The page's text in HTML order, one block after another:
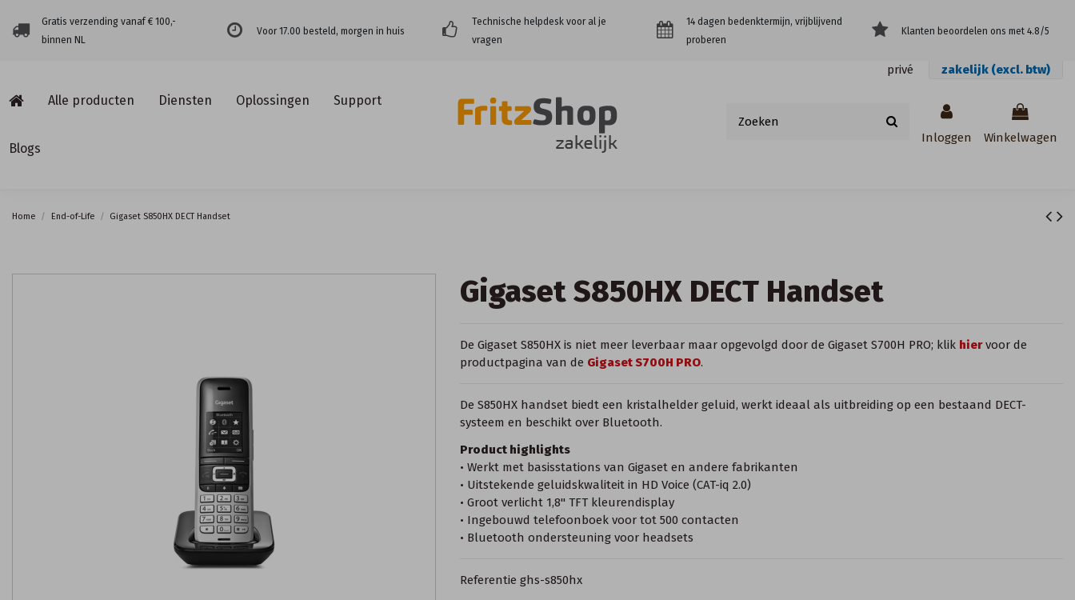
Gratis verzending vanaf € 100,-
binnen NL
Voor 17.00 besteld, morgen in huis
Technische helpdesk voor al je
vragen
14 dagen bedenktermijn, vrijblijvend
proberen
Klanten beoordelen ons met 4.8/5
privé zakelijk (excl. btw)
Alle producten Diensten Oplossingen Support
Blogs
Inloggen Winkelwagen
Home End-of-Life Gigaset S850HX DECT Handset
Gigaset S850HX DECT Handset
De Gigaset S850HX is niet meer leverbaar maar opgevolgd door de Gigaset S700H PRO; klik hiervoor de
productpagina van de Gigaset S700H PRO.
De S850HX handset biedt een kristalhelder geluid, werkt ideaal als uitbreiding op een bestaand DECT-
systeem en beschikt over Bluetooth.
Product highlights
• Werkt met basisstations van Gigaset en andere fabrikanten
• Uitstekende geluidskwaliteit in HD Voice (CAT-iq 2.0)
• Groot verlicht 1,8'' TFT kleurendisplay
• Ingebouwd telefoonboek voor tot 500 contacten
• Bluetooth ondersteuning voor headsets
Referentie ghs-s850hx